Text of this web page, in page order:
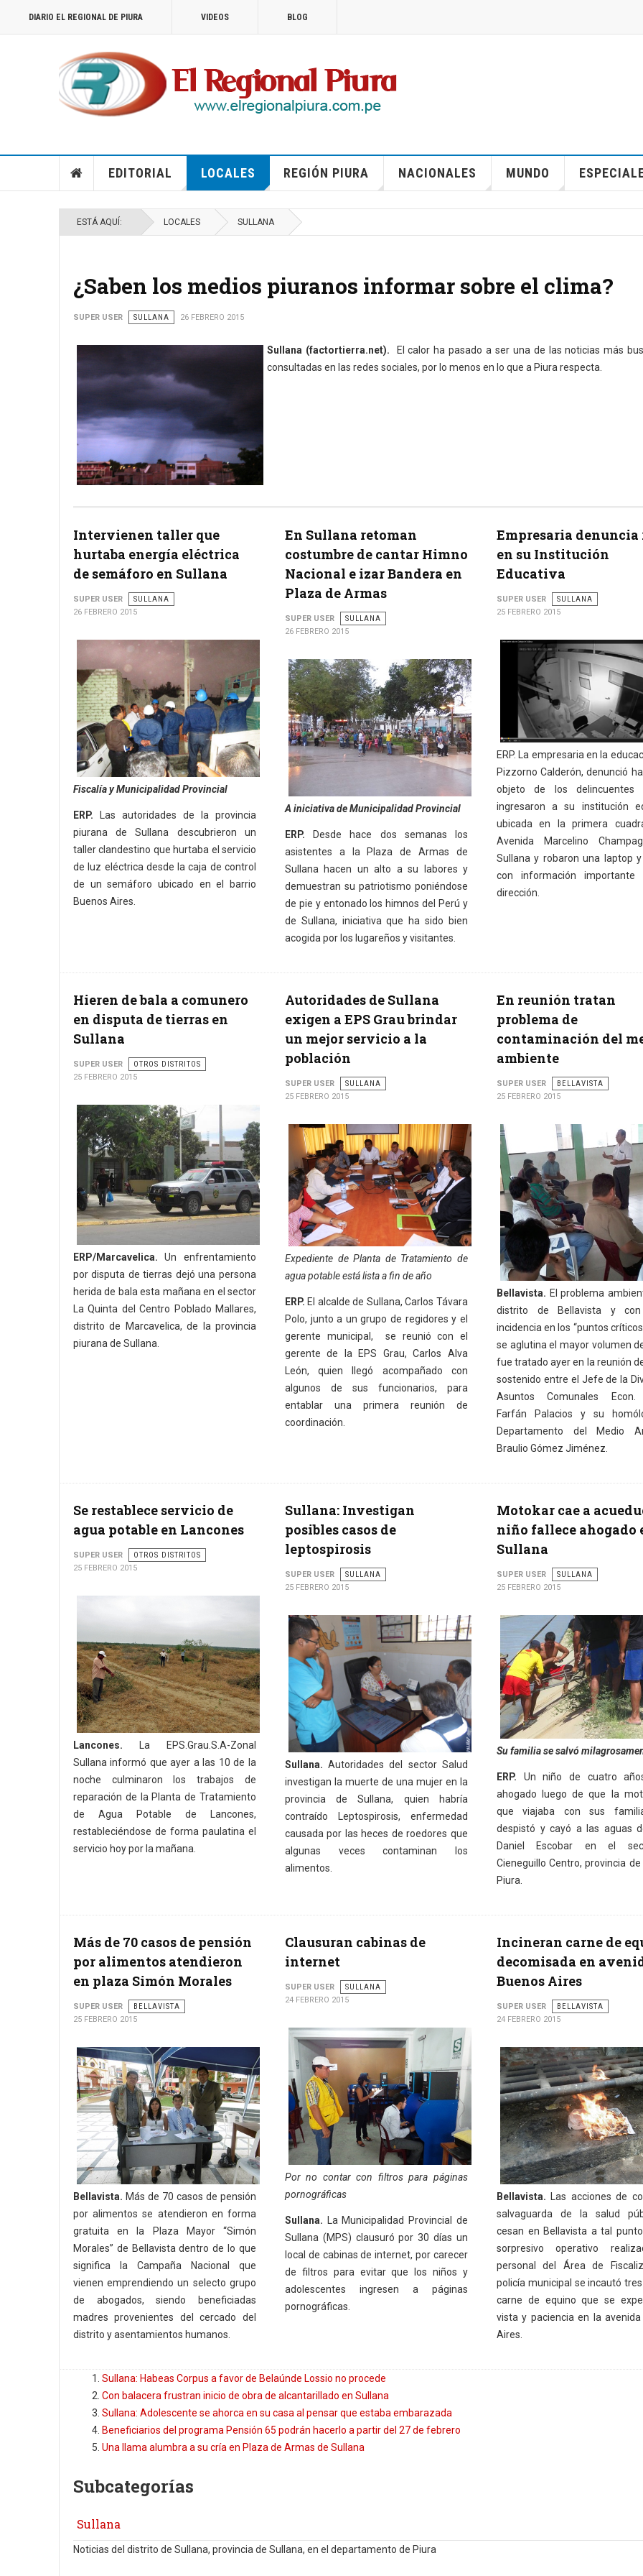
DIARIO EL REGIONAL DE PIURA VIDEOS BLOG
EDITORIAL LOCALES REGIÓN PIURA NACIONALES MUNDO
ESTÁ AQUÍ: LOCALES SULLANA
¿Saben los medios piuranos informar sobre el clima?
SUPER USER SULLANA 26 FEBRERO 2015
Sullana (factortierra.net). El calor ha pasado a ser una de las noticias más
consultadas en las redes sociales, por lo menos en lo que a Piura respecta.
Intervienen taller que
hurtaba energía eléctrica
de semáforo en Sullana
SUPER USER
SULLANA
26 FEBRERO 2015
Fiscalía y Municipalidad Provincial
ERP.
Las autoridades de la provincia
piurana de Sullana descubrieron un
taller clandestino que hurtaba el servicio
de luz eléctrica desde la caja de control
de un semáforo ubicado en el barrio
Buenos Aires.
En Sullana retoman
costumbre de cantar Himno
Nacional e izar Bandera en
Plaza de Armas
SUPER USER
SULLANA
26 FEBRERO 2015
A iniciativa de Municipalidad Provincial
ERP. Desde hace dos semanas los
asistentes a la Plaza de Armas de
Sullana hacen un alto a su labores y
demuestran su patriotismo poniéndose
de pie y entonado los himnos del Perú y
de Sullana, iniciativa que ha sido bien
acogida por los lugareños y visitantes.
Empresaria denuncia
en su Institución
Educativa
SUPER USER
SULLANA
25 FEBRERO 2015
ERP. La empresaria en la
Pizzorno Calderón, denunció
objeto de los delincuentes
ingresaron a su institución
ubicada en la primera
Avenida Marcelino
Sullana y robaron una laptop
con información importante
dirección.
Hieren de bala a comunero
en disputa de tierras en
Sullana
SUPER USER
OTROS DISTRITOS
25 FEBRERO 2015
ERP/Marcavelica. Un enfrentamiento
por disputa de tierras dejó una persona
herida de bala esta mañana en el sector
La Quinta del Centro Poblado Mallares,
distrito de Marcavelica, de la provincia
piurana de Sullana.
Autoridades de Sullana
exigen a EPS Grau brindar
un mejor servicio a la
población
SUPER USER
SULLANA
25 FEBRERO 2015
Expediente de Planta de Tratamiento de
agua potable está lista a fin de año
ERP. El alcalde de Sullana, Carlos Távara
Polo, junto a un grupo de regidores y el
gerente municipal, se reunió con el
gerente de la EPS Grau, Carlos Alva
León, quien llegó acompañado con
algunos de sus funcionarios, para
entablar una primera reunión de
coordinación.
En reunión tratan
problema de
contaminación del
ambiente
SUPER USER
BELLAVISTA
25 FEBRERO 2015
Bellavista. El problema
distrito de Bellavista y
incidencia en los “puntos
se aglutina el mayor volumen
fue tratado ayer en la reunión
sostenido entre el Jefe de la
Asuntos Comunales Econ.
Farfán Palacios y su
Departamento del Medio
Braulio Gómez Jiménez.
Se restablece servicio de
agua potable en Lancones
SUPER USER
OTROS DISTRITOS
25 FEBRERO 2015
Lancones. La EPS.Grau.S.A-Zonal
Sullana informó que ayer a las 10 de la
noche culminaron los trabajos de
reparación de la Planta de Tratamiento
de Agua Potable de Lancones,
restableciéndose de forma paulatina el
servicio hoy por la mañana.
Sullana: Investigan
posibles casos de
leptospirosis
SUPER USER
SULLANA
25 FEBRERO 2015
Sullana. Autoridades del sector Salud
investigan la muerte de una mujer en la
provincia de Sullana, quien habría
contraído Leptospirosis, enfermedad
causada por las heces de roedores que
algunas veces contaminan los
alimentos.
Motokar cae a
niño fallece ahogado
Sullana
SUPER USER
SULLANA
25 FEBRERO 2015
Su familia se salvó
ERP. Un niño de cuatro
ahogado luego de que la
que viajaba con sus
despistó y cayó a las aguas
Daniel Escobar en el
Cieneguillo Centro, provincia de
Piura.
Más de 70 casos de pensión
por alimentos atendieron
en plaza Simón Morales
SUPER USER
BELLAVISTA
25 FEBRERO 2015
Bellavista. Más de 70 casos de pensión
por alimentos se atendieron en forma
gratuita en la Plaza Mayor “Simón
Morales” de Bellavista dentro de lo que
significa la Campaña Nacional que
vienen emprendiendo un selecto grupo
de abogados, siendo beneficiadas
madres provenientes del cercado del
distrito y asentamientos humanos.
Clausuran cabinas de
internet
SUPER USER
SULLANA
24 FEBRERO 2015
Por no contar con filtros para páginas
pornográficas
Sullana. La Municipalidad Provincial de
Sullana (MPS) clausuró por 30 días un
local de cabinas de internet, por carecer
de filtros para evitar que los niños y
adolescentes ingresen a páginas
pornográficas.
Incineran carne de
decomisada en
Buenos Aires
SUPER USER
BELLAVISTA
24 FEBRERO 2015
Bellavista. Las acciones de
salvaguarda de la salud
cesan en Bellavista a tal
sorpresivo operativo
personal del Área de
policía municipal se incautó
carne de equino que se
vista y paciencia en la
Aires.
Sullana: Habeas Corpus a favor de Belaúnde Lossio no procede
Con balacera frustran inicio de obra de alcantarillado en Sullana
Sullana: Adolescente se ahorca en su casa al pensar que estaba embarazada
Beneficiarios del programa Pensión 65 podrán hacerlo a partir del 27 de febrero
Una llama alumbra a su cría en Plaza de Armas de Sullana
Subcategorías
Sullana
Noticias del distrito de Sullana, provincia de Sullana, en el departamento de Piura